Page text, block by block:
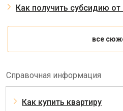
Как получить субсидию от
все
Справочная информация
Как купить квартиру